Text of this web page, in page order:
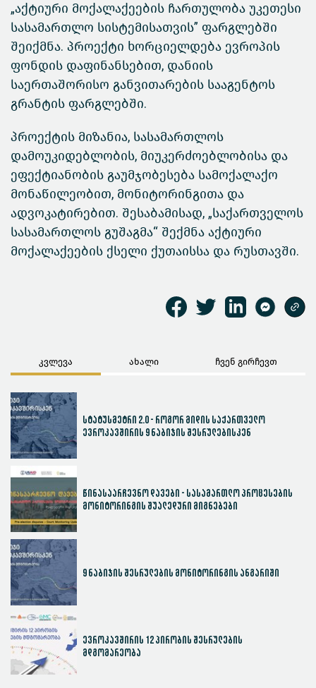
„აქტიური მოქალაქეების ჩართულობა უკეთესი
სასამართლო სისტემისათვის” ფარგლებში
შეიქმნა. პროექტი ხორციელდება ევროპის
ფონდის დაფინანსებით, დანიის
საერთაშორისო განვითარების სააგენტოს
გრანტის ფარგლებში.
პროექტის მიზანია, სასამართლოს
დამოუკიდებლობის, მიუკერძოებლობისა და
ეფექტიანობის გაუმჯობესება სამოქალაქო
მონაწილეობით, მონიტორინგითა და
ადვოკატირებით. შესაბამისად, „საქართველოს
სასამართლოს გუშაგმა“ შექმნა აქტიური
მოქალაქეების ქსელი ქუთაისსა და რუსთავში.
კვლევა ახალი ჩვენ გირჩევთ
სტატუსმეტრი 2.0 - როგორ მიდის საქართველო
ევროკავშირის 9 ნაბიჯის შესრულებისკენ
წინასაარჩევნო დავები - სასამართლო პროცესების
მონიტორინგის შუალედური მიგნებები
9 ნაბიჯის შესრულების მონიტორინგის ანგარიში
ევროკავშირის 12 პირობის შესრულების
მდგომარეობა